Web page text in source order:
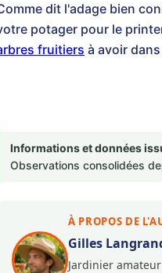
dit l'adage bien
potager pour le
fruitiers à avoir
Informations et données
Observations consolidées
À PROPOS DE
Gilles
Jardinier